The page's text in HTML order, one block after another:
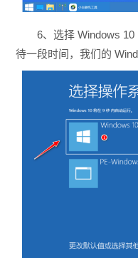
6、选择 Windows
待一段时间，我们的